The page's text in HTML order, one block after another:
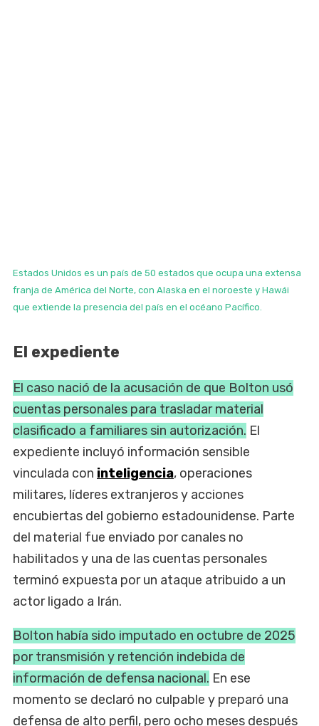
Estados Unidos es un país de 50 estados que ocupa una extensa
franja de América del Norte, con Alaska en el noroeste y Hawái
que extiende la presencia del país en el océano Pacífico.
El expediente
El caso nació de la acusación de que Bolton usó
cuentas personales para trasladar material
clasificado a familiares sin autorización. El
expediente incluyó información sensible
vinculada con inteligencia, operaciones
militares, líderes extranjeros y acciones
encubiertas del gobierno estadounidense. Parte
del material fue enviado por canales no
habilitados y una de las cuentas personales
terminó expuesta por un ataque atribuido a un
actor ligado a Irán.
Bolton había sido imputado en octubre de 2025
por transmisión y retención indebida de
información de defensa nacional. En ese
momento se declaró no culpable y preparó una
defensa de alto perfil, pero ocho meses después